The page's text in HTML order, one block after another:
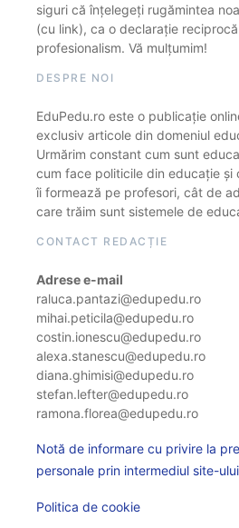
siguri că înțelegeți rugămintea
(cu link), ca o declarație
profesionalism. Vă mulțumim!
DESPRE NOI
EduPedu.ro este o publicație
exclusiv articole din domeniul
Urmărim constant cum sunt
cum face politicile din educație și
îi formează pe profesori, cât de
care trăim sunt sistemele de
CONTACT REDACȚIE
Adrese e-mail
raluca.pantazi@edupedu.ro
mihai.peticila@edupedu.ro
costin.ionescu@edupedu.ro
alexa.stanescu@edupedu.ro
diana.ghimisi@edupedu.ro
stefan.lefter@edupedu.ro
ramona.florea@edupedu.ro
Notă de informare cu privire la
personale prin intermediul site-ului
Politica de cookie